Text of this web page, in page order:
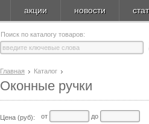
акции новости
Поиск по каталогу товаров:
Главная Каталог
Оконные ручки
Цена (руб): от до